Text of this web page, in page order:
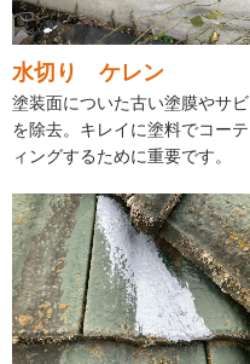
水切り ケレン
塗装面についた古い塗膜やサビ
を除去。キレイに塗料でコーテ
ィングするために重要です。